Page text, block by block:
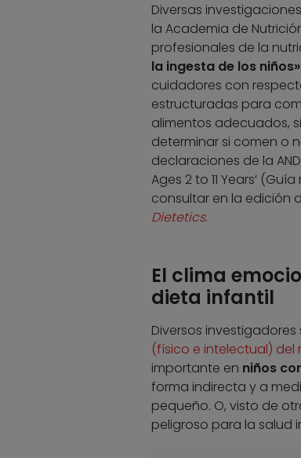
Diversas
la Academia de
profesionales de la
la ingesta de los niños»
cuidadores con
estructuradas para
alimentos adecuados,
determinar si comen o
declaraciones de la
Ages 2 to 11 Years’
consultar en la edición
Dietetics.
El clima
dieta infantil
Diversos
(físico e intelectual)
importante en niños
forma indirecta y a
pequeño. O, visto de
peligroso para la salud